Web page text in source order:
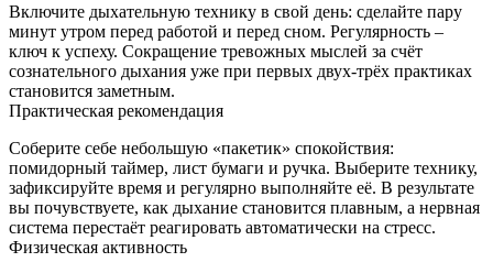
Включите дыхательную технику в свой день: сделайте пару
минут утром перед работой и перед сном. Регулярность –
ключ к успеху. Сокращение тревожных мыслей за счёт
сознательного дыхания уже при первых двух‑трёх практиках
становится заметным.
Практическая рекомендация
Соберите себе небольшую «пакетик» спокойствия:
помидорный таймер, лист бумаги и ручка. Выберите технику,
зафиксируйте время и регулярно выполняйте её. В результате
вы почувствуете, как дыхание становится плавным, а нервная
система перестаёт реагировать автоматически на стресс.
Физическая активность